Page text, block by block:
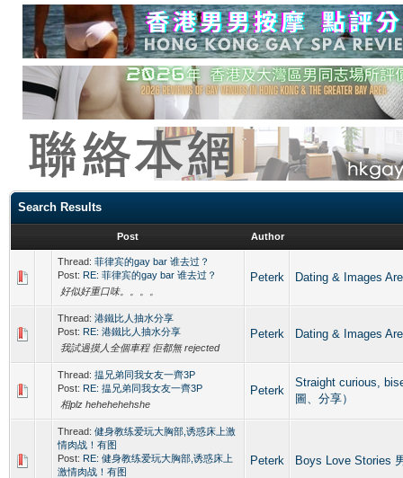
Search Results
Post Author
Thread: 菲律宾的gay bar 谁去过？
Post: RE: 菲律宾的gay bar 谁去过？
好似好重口味。。。。
Peterk Dating & Images
Thread: 港鐵比人抽水分享
Post: RE: 港鐵比人抽水分享
我試過摸人全個車程 佢都無 rejected
Peterk Dating & Images
Thread: 揾兄弟同我女友一齊3P
Post: RE: 揾兄弟同我女友一齊3P
相plz hehehehehshe
Peterk
Straight curious,
圖、分享）
Thread: 健身教练爱玩大胸部,诱惑床上激
情肉战！有图
Post: RE: 健身教练爱玩大胸部,诱惑床上
激情肉战！有图
Peterk Boys Love Stories